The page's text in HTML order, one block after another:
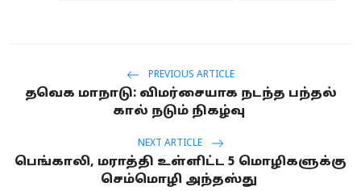
PREVIOUS ARTICLE
தவெக மாநாடு: விமர்சையாக நடந்த பந்தல்
கால் நடும் நிகழ்வு
NEXT ARTICLE
பெங்காலி, மராத்தி உள்ளிட்ட 5 மொழிகளுக்கு
செம்மொழி அந்தஸ்து